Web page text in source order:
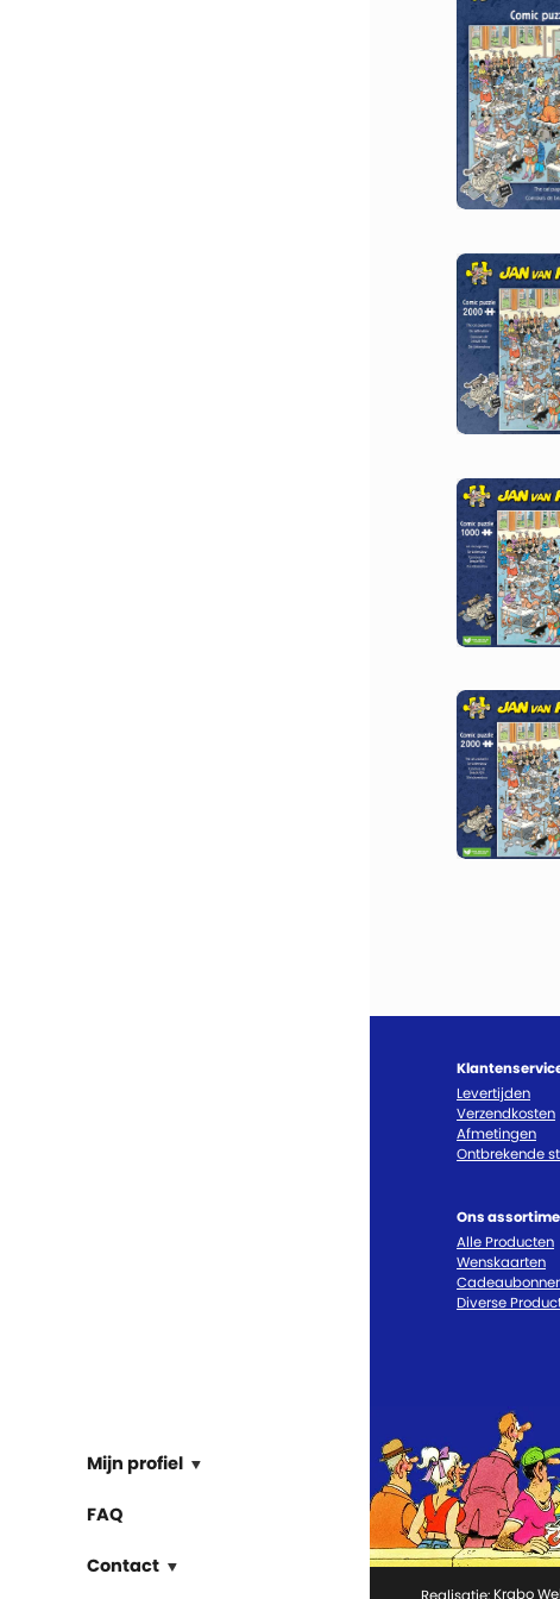
Mijn profiel
FAQ
Contact
Levertijden
Verzendkosten
Afmetingen
Ontbrekende
Ons
Alle Producten
Wenskaarten
Diverse
Realisatie: Krabo